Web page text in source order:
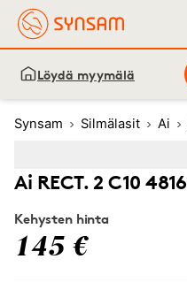
Löydä myymälä
Synsam Silmälasit Ai
Ai RECT. 2 C10 4816
Kehysten hinta
145 €